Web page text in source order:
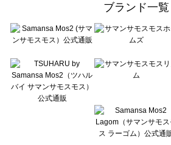
sō4ū（ソウフォーユー）のニット一覧
Te chichi（テチチ）のニット一覧
Te chichi CLASSIC（テチチ クラシック）のニット一覧
Lugnoncure（ルノンキュール）のニット一覧
BETTY'S BLUE（べティーズブルー）のニット一覧
Wpc.（ワールドパーティー）のニット一覧
ブランド一覧